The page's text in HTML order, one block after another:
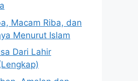
Macam Riba, dan
Menurut Islam
Dari Lahir